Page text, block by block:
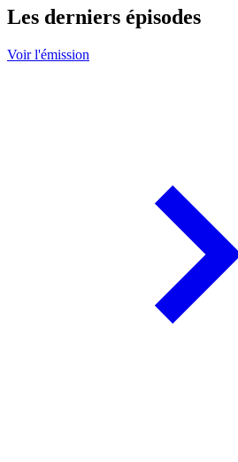
Les derniers épisodes
Voir l'émission